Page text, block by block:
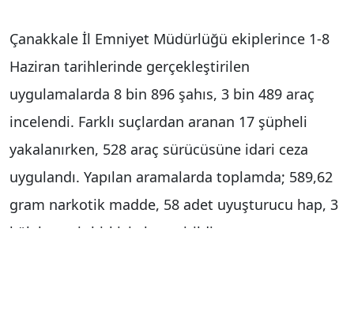
Çanakkale İl Emniyet Müdürlüğü ekiplerince 1-8
Haziran tarihlerinde gerçekleştirilen
uygulamalarda 8 bin 896 şahıs, 3 bin 489 araç
incelendi. Farklı suçlardan aranan 17 şüpheli
yakalanırken, 528 araç sürücüsüne idari ceza
uygulandı. Yapılan aramalarda toplamda; 589,62
gram narkotik madde, 58 adet uyuşturucu hap, 3
kök kenevir bitkisi ele geçirildi.